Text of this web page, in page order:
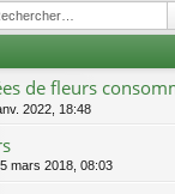
de fleurs
2022, 18:48
mars 2018, 08:03